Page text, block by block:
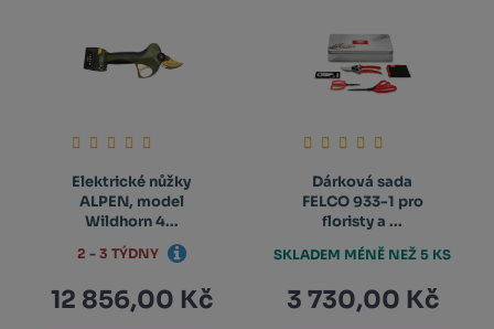
Elektrické nůžky
ALPEN, model
Wildhorn 4...
12 856,00 Kč
2 - 3 TÝDNY
Dárková sada
FELCO 933-1 pro
floristy a ...
3 730,00 Kč
SKLADEM MÉNĚ NEŽ 5 KS